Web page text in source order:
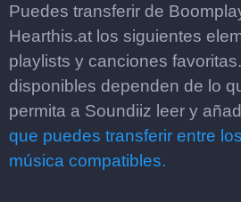
Puedes transferir de
Hearthis.at los siguientes
playlists y canciones
disponibles dependen de lo
permita a Soundiiz leer y
que puedes transferir entre
música compatibles.